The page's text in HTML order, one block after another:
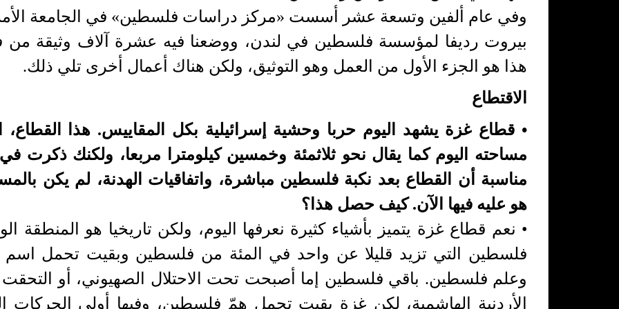
وفي عام ألفين وتسعة عشر أسست «مركز دراسات فلسطين» في الجامعة
بيروت رديفا لمؤسسة فلسطين في لندن، ووضعنا فيه عشرة آلاف وثيقة
هذا هو الجزء الأول من العمل وهو التوثيق، ولكن هناك أعمال أخرى تلي ذلك.
الاقتطاع
• قطاع غزة يشهد اليوم حربا وحشية إسرائيلية بكل المقاييس. هذا القطاع،
مساحته اليوم كما يقال نحو ثلاثمئة وخمسين كيلومترا مربعا، ولكنك ذكرت
مناسبة أن القطاع بعد نكبة فلسطين مباشرة، واتفاقيات الهدنة، لم يكن
هو عليه فيها الآن. كيف حصل هذا؟
• نعم قطاع غزة يتميز بأشياء كثيرة نعرفها اليوم، ولكن تاريخيا هو المنطقة
فلسطين التي تزيد قليلا عن واحد في المئة من فلسطين وبقيت تحمل
وعلم فلسطين. باقي فلسطين إما أصبحت تحت الاحتلال الصهيوني، أو التحقت
الأردنية الهاشمية، لكن غزة بقيت تحمل همّ فلسطين، وفيها أولى الحركات